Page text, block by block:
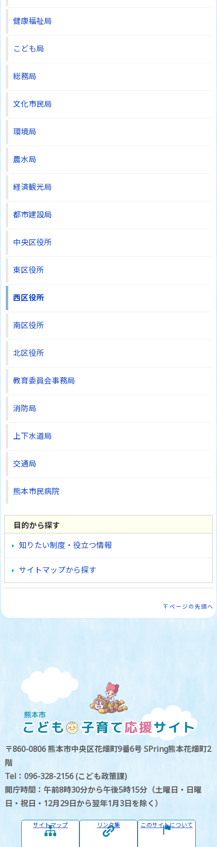
健康福祉局
こども局
総務局
文化市民局
環境局
農水局
経済観光局
都市建設局
中央区役所
東区役所
西区役所
南区役所
北区役所
教育委員会事務局
消防局
上下水道局
交通局
熊本市民病院
目的から探す
知りたい制度・役立つ情報
サイトマップから探す
ページの先頭へ
〒860-0806 熊本市中央区花畑町9番6号 SPring熊本花畑町2
階
Tel：096-328-2156 (こども政策課)
開庁時間：午前8時30分から午後5時15分（土曜日・日曜
日・祝日・12月29日から翌年1月3日を除く）
サイトマップ リンク集 このサイトについて